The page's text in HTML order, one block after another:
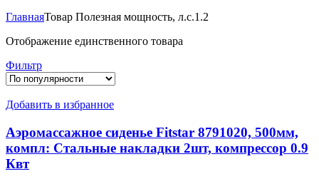
ГлавнаяТовар Полезная мощность, л.с.1.2
Отображение единственного товара
Фильтр
Добавить в избранное
Аэромассажное сиденье Fitstar 8791020, 500мм,
компл: Стальные накладки 2шт, компрессор 0.9
Квт